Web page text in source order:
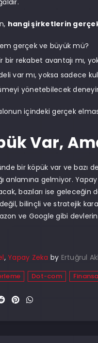
hangi şirketlerin
gerçek ve büyük mü?
bir rekabet avantajı mı,
var mı, yoksa sadece
yönetebilecek
içindeki gerçek
Var,
bir köpük var ve bazı
anlamına gelmiyor.
bazıları ise
bilinçli ve stratejik
ve Google gibi
, Yapay Zeka by Ertuğrul
Dot-com